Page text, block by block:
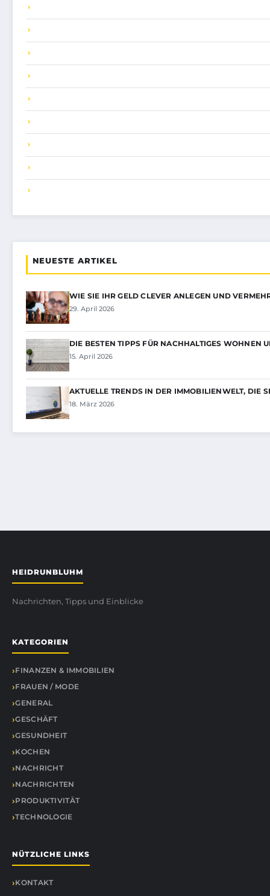
NEUESTE ARTIKEL
WIE SIE IHR GELD CLEVER ANLEGEN UND
29. April 2026
DIE BESTEN TIPPS FÜR NACHHALTIGES WOHNEN
15. April 2026
AKTUELLE TRENDS IN DER IMMOBILIENWELT, DIE
18. März 2026
HEIDRUNBLUHM
Nachrichten, Tipps und Einblicke
KATEGORIEN
FINANZEN & IMMOBILIEN
FRAUEN / MODE
GENERAL
GESCHÄFT
GESUNDHEIT
KOCHEN
NACHRICHT
NACHRICHTEN
PRODUKTIVITÄT
TECHNOLOGIE
NÜTZLICHE LINKS
KONTAKT